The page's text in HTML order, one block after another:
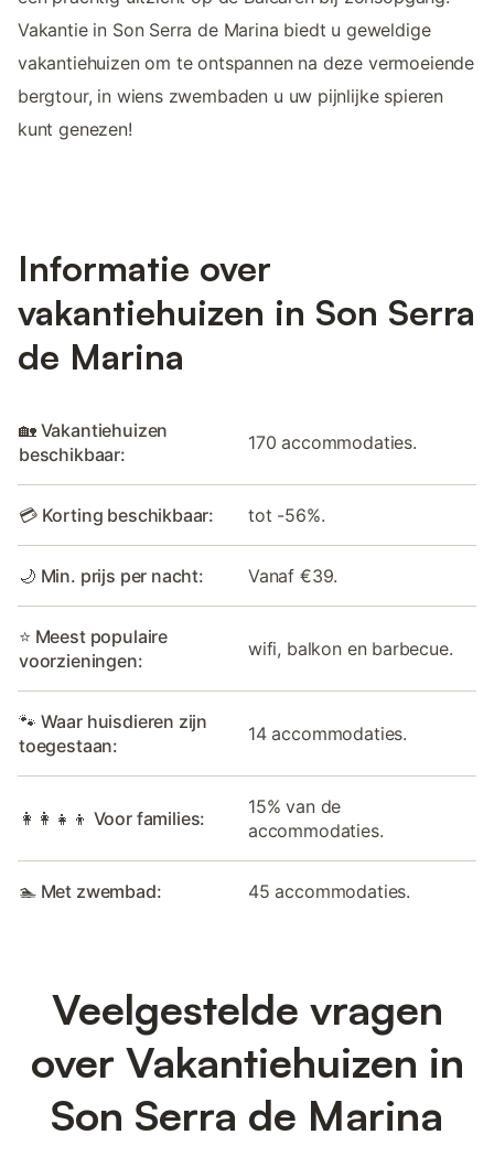
Vakantie in Son Serra de Marina biedt u geweldige
vakantiehuizen om te ontspannen na deze vermoeiende
bergtour, in wiens zwembaden u uw pijnlijke spieren
kunt genezen!
Informatie over
vakantiehuizen in Son Serra
de Marina
🏡 Vakantiehuizen
beschikbaar:
170 accommodaties.
💳 Korting beschikbaar: tot -56%.
🌙 Min. prijs per nacht: Vanaf €39.
⭐ Meest populaire
voorzieningen:
wifi, balkon en barbecue.
🐾 Waar huisdieren zijn
toegestaan:
14 accommodaties.
👩‍👩‍👧‍👦 Voor families:
15% van de
accommodaties.
🏊 Met zwembad: 45 accommodaties.
Veelgestelde vragen
over Vakantiehuizen in
Son Serra de Marina